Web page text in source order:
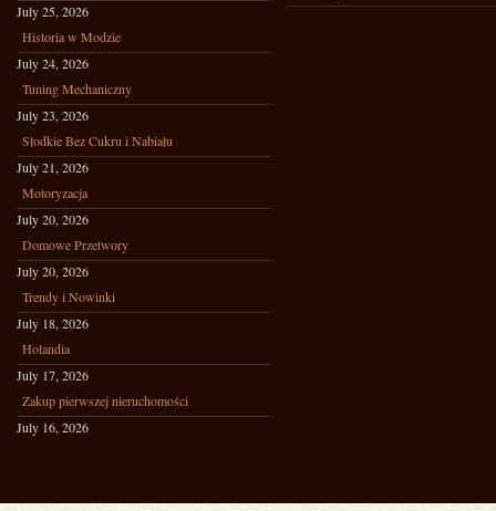
July 25, 2026
Historia w Modzie
July 24, 2026
Tuning Mechaniczny
July 23, 2026
Słodkie Bez Cukru i Nabiału
July 21, 2026
Motoryzacja
July 20, 2026
Domowe Przetwory
July 20, 2026
Trendy i Nowinki
July 18, 2026
Holandia
July 17, 2026
Zakup pierwszej nieruchomości
July 16, 2026